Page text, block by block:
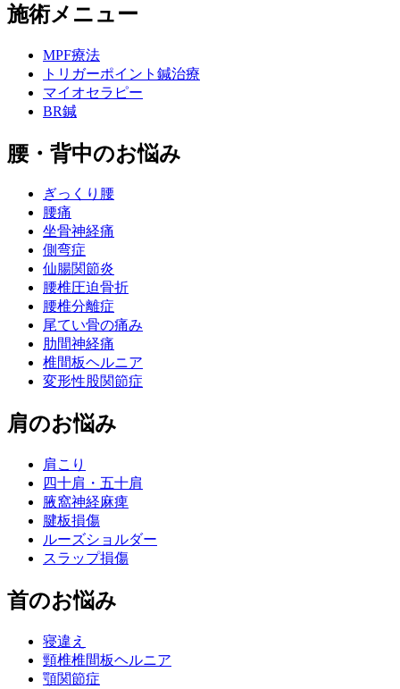
施術メニュー
MPF療法
トリガーポイント鍼治療
マイオセラピー
BR鍼
腰・背中のお悩み
ぎっくり腰
腰痛
坐骨神経痛
側弯症
仙腸関節炎
腰椎圧迫骨折
腰椎分離症
尾てい骨の痛み
肋間神経痛
椎間板ヘルニア
変形性股関節症
肩のお悩み
肩こり
四十肩・五十肩
腋窩神経麻痺
腱板損傷
ルーズショルダー
スラップ損傷
首のお悩み
寝違え
頸椎椎間板ヘルニア
顎関節症